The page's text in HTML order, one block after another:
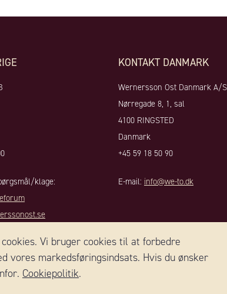
Vi bruger cookies til at forbedre
vores markedsføringsindsats. Hvis du ønsker
Cookiepolitik.
klage:
KONTAKT DANMARK
Wernersson Ost Danmark A/S
Nørregade 8, 1, sal
4100 RINGSTED
Danmark
+45 59 18 50 90
E-mail: info@we-to.dk